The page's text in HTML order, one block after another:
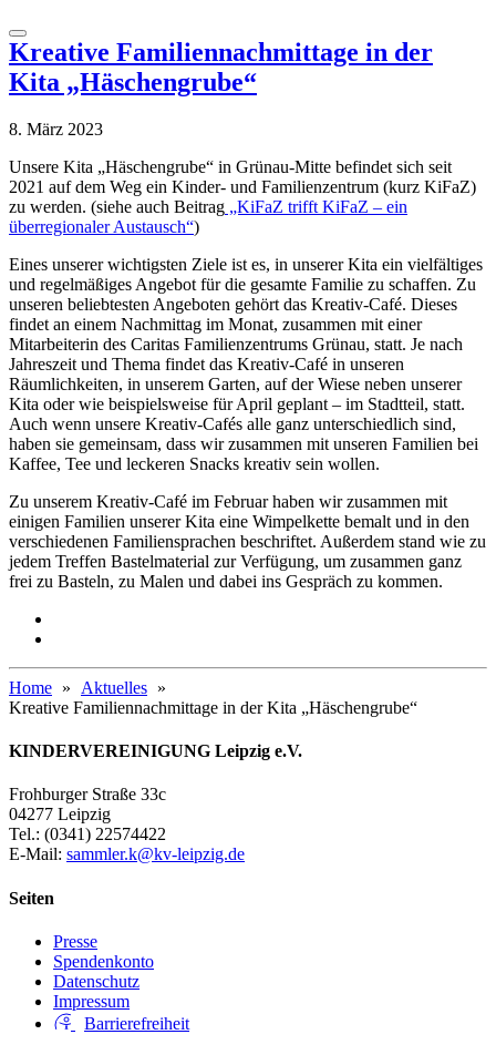
Kreative Familiennachmittage in der
Kita „Häschengrube“
8. März 2023
Unsere Kita „Häschengrube“ in Grünau-Mitte befindet sich seit
2021 auf dem Weg ein Kinder- und Familienzentrum (kurz KiFaZ)
zu werden. (siehe auch Beitrag „KiFaZ trifft KiFaZ – ein
überregionaler Austausch“)
Eines unserer wichtigsten Ziele ist es, in unserer Kita ein vielfältiges
und regelmäßiges Angebot für die gesamte Familie zu schaffen. Zu
unseren beliebtesten Angeboten gehört das Kreativ-Café. Dieses
findet an einem Nachmittag im Monat, zusammen mit einer
Mitarbeiterin des Caritas Familienzentrums Grünau, statt. Je nach
Jahreszeit und Thema findet das Kreativ-Café in unseren
Räumlichkeiten, in unserem Garten, auf der Wiese neben unserer
Kita oder wie beispielsweise für April geplant – im Stadtteil, statt.
Auch wenn unsere Kreativ-Cafés alle ganz unterschiedlich sind,
haben sie gemeinsam, dass wir zusammen mit unseren Familien bei
Kaffee, Tee und leckeren Snacks kreativ sein wollen.
Zu unserem Kreativ-Café im Februar haben wir zusammen mit
einigen Familien unserer Kita eine Wimpelkette bemalt und in den
verschiedenen Familiensprachen beschriftet. Außerdem stand wie zu
jedem Treffen Bastelmaterial zur Verfügung, um zusammen ganz
frei zu Basteln, zu Malen und dabei ins Gespräch zu kommen.
Home
Aktuelles
Kreative Familiennachmittage in der Kita „Häschengrube“
KINDERVEREINIGUNG Leipzig e.V.
Frohburger Straße 33c
04277 Leipzig
Tel.: (0341) 22574422
E-Mail: sammler.k@kv-leipzig.de
Seiten
Presse
Spendenkonto
Datenschutz
Impressum
Barrierefreiheit